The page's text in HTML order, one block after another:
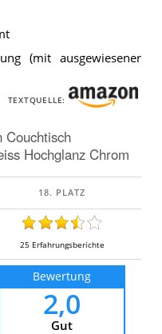
(mit ausgewiesener
TEXTQUELLE:
Couchtisch
Hochglanz Chrom
25 Erfahrungsberichte
Bewertung
2,0
Gut